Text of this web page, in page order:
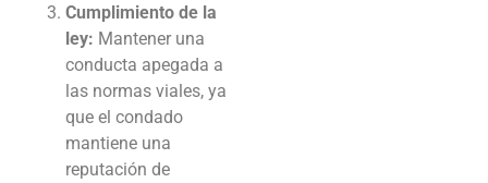
Cumplimiento de la
ley: Mantener una
conducta apegada a
las normas viales, ya
que el condado
mantiene una
reputación de